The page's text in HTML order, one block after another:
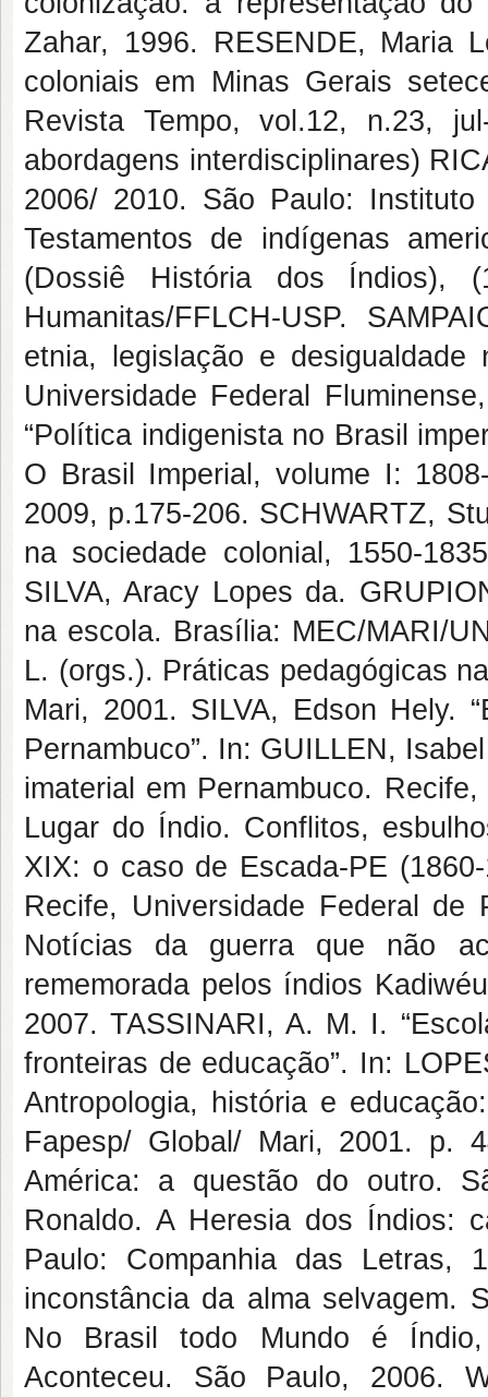
Zahar, 1996. RESENDE, Maria
coloniais em Minas Gerais
Revista Tempo, vol.12, n.23,
abordagens interdisciplinares)
2006/ 2010. São Paulo: Instituto
Testamentos de indígenas
(Dossiê História dos
Humanitas/FFLCH-USP.
etnia, legislação e
Universidade Federal
“Política indigenista no Brasil
O Brasil Imperial, volume I:
2009, p.175-206. SCHWARTZ,
na sociedade colonial, 1550-
SILVA, Aracy Lopes da.
na escola. Brasília: MEC/MARI/
L. (orgs.). Práticas pedagógicas
Mari, 2001. SILVA, Edson Hely.
Pernambuco”. In: GUILLEN,
imaterial em Pernambuco.
Lugar do Índio. Conflitos,
XIX: o caso de Escada-PE
Recife, Universidade Federal de
Notícias da guerra que não
rememorada pelos índios
2007. TASSINARI, A. M. I.
fronteiras de educação”. In:
Antropologia, história e
Fapesp/ Global/ Mari, 2001. p.
América: a questão do outro.
Ronaldo. A Heresia dos Índios:
Paulo: Companhia das Letras,
inconstância da alma selvagem.
No Brasil todo Mundo é
Aconteceu. São Paulo, 2006.